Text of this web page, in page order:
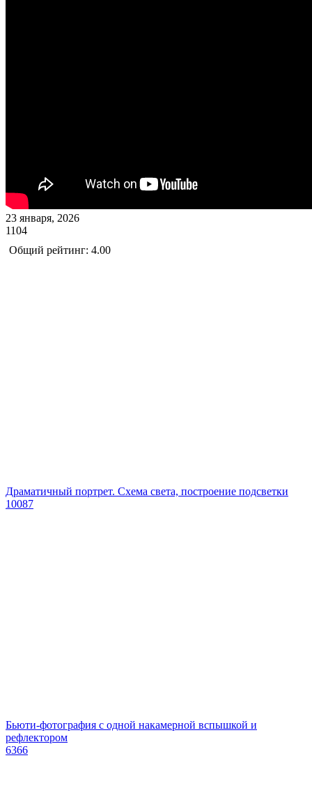
23 января, 2026
1104
Общий рейтинг: 4.00
Драматичный портрет. Схема света, построение подсветки
10087
Бьюти-фотография с одной накамерной вспышкой и
рефлектором
6366